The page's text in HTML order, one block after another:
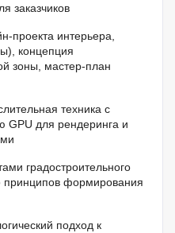
заказчиков
проекта интерьера,
концепция
зоны, мастер-план
техника с
GPU для рендеринга и
градостроительного
принципов формирования
подход к